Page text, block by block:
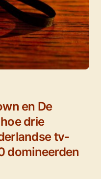
en De
drie
tv-
domineerden